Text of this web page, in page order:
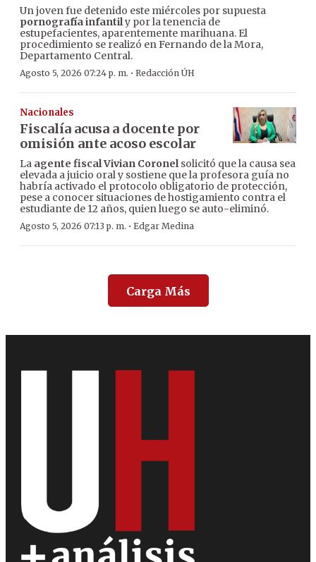
Un joven fue detenido este miércoles por supuesta
pornografía infantily por la tenencia de
estupefacientes, aparentemente marihuana. El
procedimiento se realizó en Fernando de la Mora,
Departamento Central.
Agosto 5, 2026 07:24 p. m. · Redacción ÚH
Nacionales
Fiscalía acusa a docente por
omisión ante acoso escolar
La agente fiscal Vivian Coronelsolicitó que la causa sea
elevada a juicio oral y sostiene que la profesora guía no
habría activado el protocolo obligatorio de protección,
pese a conocer situaciones de hostigamiento contra el
estudiante de 12 años, quien luego se auto-eliminó.
Agosto 5, 2026 07:13 p. m. · Edgar Medina
Carga Más